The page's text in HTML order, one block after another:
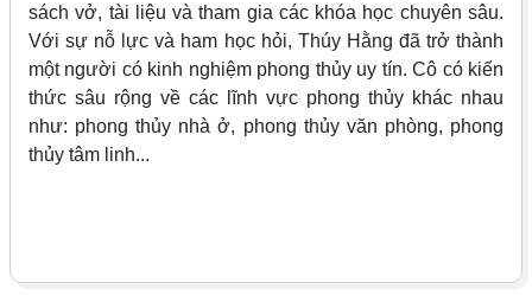
sách vở, tài liệu và tham gia các khóa học chuyên sâu.
Với sự nỗ lực và ham học hỏi, Thúy Hằng đã trở thành
một người có kinh nghiệm phong thủy uy tín. Cô có kiến
thức sâu rộng về các lĩnh vực phong thủy khác nhau
như: phong thủy nhà ở, phong thủy văn phòng, phong
thủy tâm linh...